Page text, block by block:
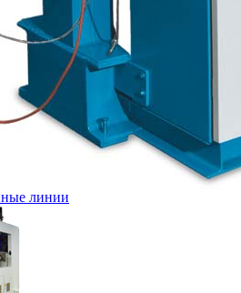
линии